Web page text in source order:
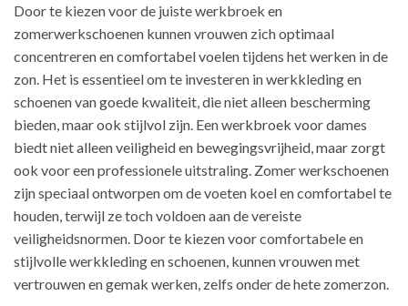
Door te kiezen voor de juiste werkbroek en
zomerwerkschoenen kunnen vrouwen zich optimaal
concentreren en comfortabel voelen tijdens het werken in de
zon. Het is essentieel om te investeren in werkkleding en
schoenen van goede kwaliteit, die niet alleen bescherming
bieden, maar ook stijlvol zijn. Een werkbroek voor dames
biedt niet alleen veiligheid en bewegingsvrijheid, maar zorgt
ook voor een professionele uitstraling. Zomer werkschoenen
zijn speciaal ontworpen om de voeten koel en comfortabel te
houden, terwijl ze toch voldoen aan de vereiste
veiligheidsnormen. Door te kiezen voor comfortabele en
stijlvolle werkkleding en schoenen, kunnen vrouwen met
vertrouwen en gemak werken, zelfs onder de hete zomerzon.